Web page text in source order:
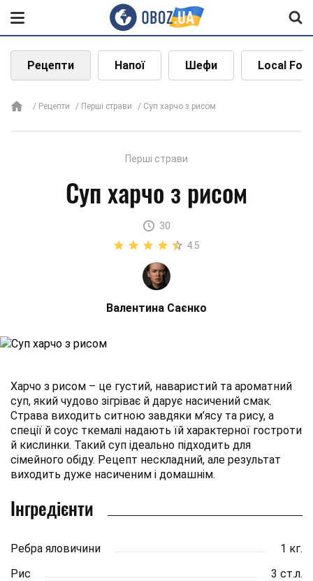
Рецепти Напої Шефи Local
Рецепти Перші страви Суп харчо з рисом
Перші страви
Суп харчо з рисом
30
4.5
Валентина Саєнко
Харчо з рисом – це густий, наваристий та ароматний
суп, який чудово зігріває й дарує насичений смак.
Страва виходить ситною завдяки м’ясу та рису, а
спеції й соус ткемалі надають їй характерної гостроти
й кислинки. Такий суп ідеально підходить для
сімейного обіду. Рецепт нескладний, але результат
виходить дуже насиченим і домашнім.
Інгредієнти
Ребра яловичини
1 кг.
Рис
3 ст.л.